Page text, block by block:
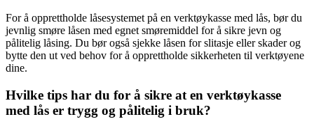
For å opprettholde låsesystemet på en verktøykasse med lås, bør du
jevnlig smøre låsen med egnet smøremiddel for å sikre jevn og
pålitelig låsing. Du bør også sjekke låsen for slitasje eller skader og
bytte den ut ved behov for å opprettholde sikkerheten til verktøyene
dine.
Hvilke tips har du for å sikre at en verktøykasse
med lås er trygg og pålitelig i bruk?